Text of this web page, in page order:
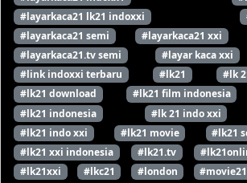
#layarkaca21 lk21 indoxxi
#layarkaca21 semi
#layarkaca21 xxi
#layarkaca21.tv semi
#layar kaca xxi
#link indoxxi terbaru
#lk21 #lk
#lk21 download
#lk21 film indonesia
#lk21 indonesia
#lk 21 indo xxi
#lk21 indo xxi
#lk21 movie #lk21
#lk21 xxi indonesia
#lk21.tv
#lk21xxi
#lkc21 #london #movie21